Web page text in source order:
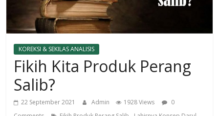
KOREKSI & SEKILAS ANALISIS
Fikih Kita Produk Perang
Salib?
22 September 2021 Admin 1928 Views
0